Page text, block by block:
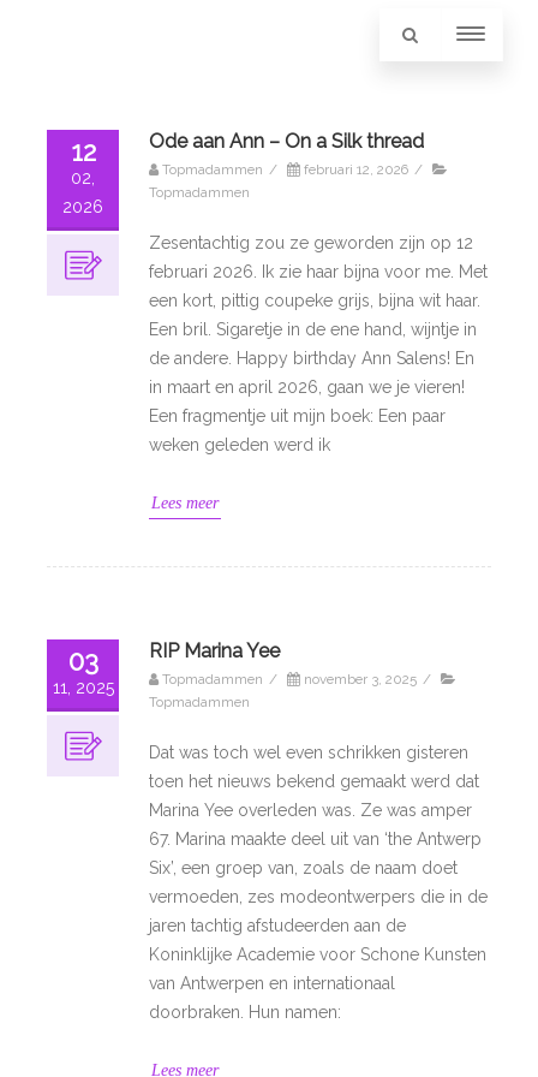
12
02,
2026
Ode aan Ann – On a Silk thread
Topmadammen / februari 12, 2026 /
Topmadammen
Zesentachtig zou ze geworden zijn op 12
februari 2026. Ik zie haar bijna voor me. Met
een kort, pittig coupeke grijs, bijna wit haar.
Een bril. Sigaretje in de ene hand, wijntje in
de andere. Happy birthday Ann Salens! En
in maart en april 2026, gaan we je vieren!
Een fragmentje uit mijn boek: Een paar
weken geleden werd ik
Lees meer
03
11, 2025
RIP Marina Yee
Topmadammen / november 3, 2025 /
Topmadammen
Dat was toch wel even schrikken gisteren
toen het nieuws bekend gemaakt werd dat
Marina Yee overleden was. Ze was amper
67. Marina maakte deel uit van ‘the Antwerp
Six’, een groep van, zoals de naam doet
vermoeden, zes modeontwerpers die in de
jaren tachtig afstudeerden aan de
Koninklijke Academie voor Schone Kunsten
van Antwerpen en internationaal
doorbraken. Hun namen:
Lees meer